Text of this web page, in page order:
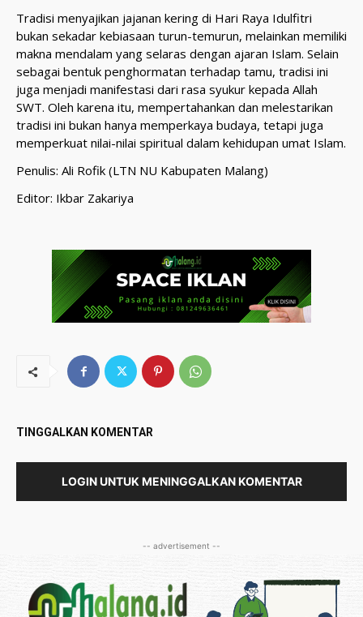
Tradisi menyajikan jajanan kering di Hari Raya Idulfitri
bukan sekadar kebiasaan turun-temurun, melainkan memiliki
makna mendalam yang selaras dengan ajaran Islam. Selain
sebagai bentuk penghormatan terhadap tamu, tradisi ini
juga menjadi manifestasi dari rasa syukur kepada Allah
SWT. Oleh karena itu, mempertahankan dan melestarikan
tradisi ini bukan hanya memperkaya budaya, tetapi juga
memperkuat nilai-nilai spiritual dalam kehidupan umat Islam.
Penulis: Ali Rofik (LTN NU Kabupaten Malang)
Editor: Ikbar Zakariya
TINGGALKAN KOMENTAR
LOGIN UNTUK MENINGGALKAN KOMENTAR
-- advertisement --